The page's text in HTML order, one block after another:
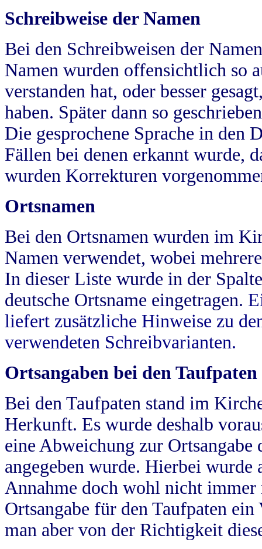
Schreibweise der Namen
Bei den Schreibweisen der
Namen wurden offensichtlich so
verstanden hat, oder besser
haben. Später dann so
Die gesprochene Sprache in
Fällen bei denen erkannt wurde,
wurden Korrekturen
Ortsnamen
Bei den Ortsnamen wurden im
Namen verwendet, wobei
In dieser Liste wurde in der
deutsche Ortsname eingetragen.
liefert zusätzliche Hinweise zu
verwendeten Schreibvarianten.
Ortsangaben bei den Taufpaten
Bei den Taufpaten stand im
Herkunft. Es wurde deshalb
eine Abweichung zur
angegeben wurde. Hierbei wurde
Annahme doch wohl nicht
Ortsangabe für den Taufpaten
man aber von der Richtigkeit